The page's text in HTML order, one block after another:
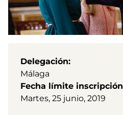
Delegación
Málaga
Fecha límite inscripción
Martes, 25 junio, 2019